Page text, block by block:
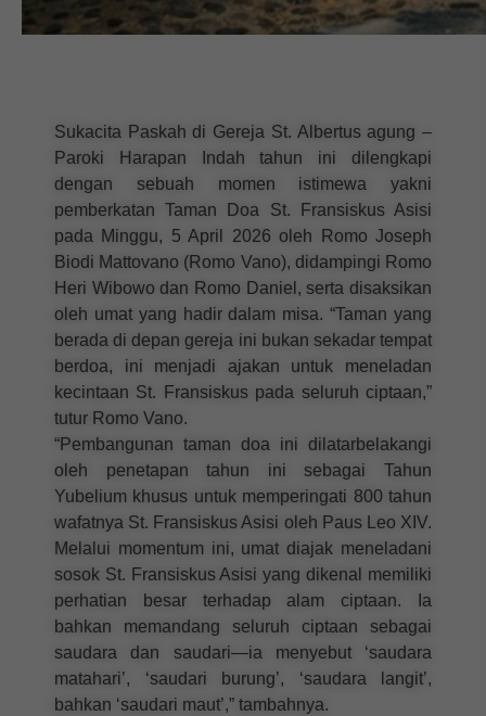
Sukacita Paskah di Gereja St. Albertus agung –
Paroki Harapan Indah tahun ini dilengkapi
dengan sebuah momen istimewa yakni
pemberkatan Taman Doa St. Fransiskus Asisi
pada Minggu, 5 April 2026 oleh Romo Joseph
Biodi Mattovano (Romo Vano), didampingi Romo
Heri Wibowo dan Romo Daniel, serta disaksikan
oleh umat yang hadir dalam misa. “Taman yang
berada di depan gereja ini bukan sekadar tempat
berdoa, ini menjadi ajakan untuk meneladan
kecintaan St. Fransiskus pada seluruh ciptaan,”
tutur Romo Vano.
“Pembangunan taman doa ini dilatarbelakangi
oleh penetapan tahun ini sebagai Tahun
Yubelium khusus untuk memperingati 800 tahun
wafatnya St. Fransiskus Asisi oleh Paus Leo XIV.
Melalui momentum ini, umat diajak meneladani
sosok St. Fransiskus Asisi yang dikenal memiliki
perhatian besar terhadap alam ciptaan. Ia
bahkan memandang seluruh ciptaan sebagai
saudara dan saudari—ia menyebut ‘saudara
matahari’, ‘saudari burung’, ‘saudara langit’,
bahkan ‘saudari maut’,” tambahnya.